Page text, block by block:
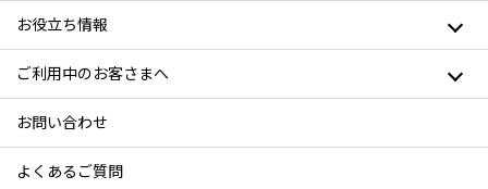
お役立ち情報
ご利用中のお客さまへ
お問い合わせ
よくあるご質問